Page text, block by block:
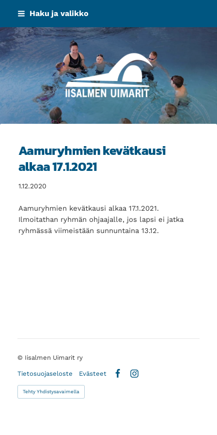
Siirry
sisältöön
Haku ja valikko
Iisalmen Uimarit ry
Aamuryhmien kevätkausi
alkaa 17.1.2021
1.12.2020
Aamuryhmien kevätkausi alkaa 17.1.2021.
Ilmoitathan ryhmän ohjaajalle, jos lapsi ei jatka
ryhmässä viimeistään sunnuntaina 13.12.
© Iisalmen Uimarit ry
Tietosuojaseloste
Evästeet
Tehty Yhdistysavaimella